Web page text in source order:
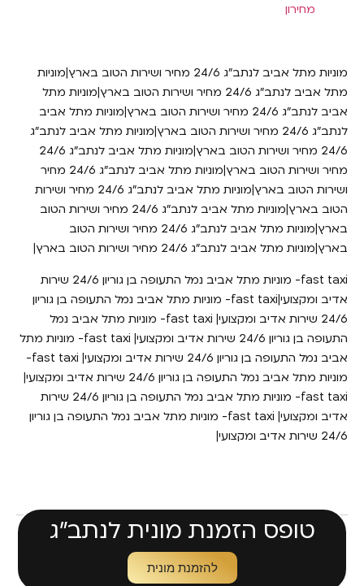
מחירון
מוניות מתל אביב לנתב״ג 24/6 מחיר ושירות הטוב בארץ|מוניות
מתל אביב לנתב״ג 24/6 מחיר ושירות הטוב בארץ|מוניות מתל
אביב לנתב״ג 24/6 מחיר ושירות הטוב בארץ|מוניות מתל אביב
לנתב״ג 24/6 מחיר ושירות הטוב בארץ|מוניות מתל אביב לנתב״ג
24/6 מחיר ושירות הטוב בארץ|מוניות מתל אביב לנתב״ג 24/6
מחיר ושירות הטוב בארץ|מוניות מתל אביב לנתב״ג 24/6 מחיר
ושירות הטוב בארץ|מוניות מתל אביב לנתב״ג 24/6 מחיר ושירות
הטוב בארץ|מוניות מתל אביב לנתב״ג 24/6 מחיר ושירות הטוב
בארץ|מוניות מתל אביב לנתב״ג 24/6 מחיר ושירות הטוב
בארץ|מוניות מתל אביב לנתב״ג 24/6 מחיר ושירות הטוב בארץ|
fast taxi- מוניות מתל אביב נמל התעופה בן גוריון 24/6 שירות
אדיב ומקצועי|fast taxi- מוניות מתל אביב נמל התעופה בן גוריון
24/6 שירות אדיב ומקצועי| fast taxi- מוניות מתל אביב נמל
התעופה בן גוריון 24/6 שירות אדיב ומקצועי| fast taxi- מוניות מתל
אביב נמל התעופה בן גוריון 24/6 שירות אדיב ומקצועי| fast taxi-
מוניות מתל אביב נמל התעופה בן גוריון 24/6 שירות אדיב ומקצועי|
fast taxi- מוניות מתל אביב נמל התעופה בן גוריון 24/6 שירות
אדיב ומקצועי| fast taxi- מוניות מתל אביב נמל התעופה בן גוריון
24/6 שירות אדיב ומקצועי|
טופס הזמנת מונית לנתב״ג
להזמנת מונית